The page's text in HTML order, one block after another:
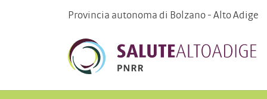
Provincia autonoma di Bolzano - Alto Adige